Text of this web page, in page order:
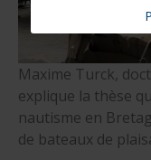
Maxime Turck,
explique la thèse
nautisme en
de bateaux de